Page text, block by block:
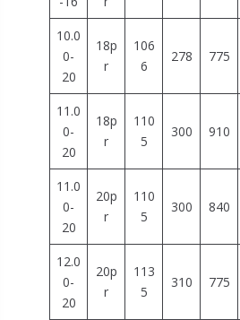
10.0
0-
20
18p
r
106
6
278 775
11.0
0-
20
18p
r
110
5
300 910
11.0
0-
20
20p
r
110
5
300 840
12.0
0-
20
20p
r
113
5
310 775